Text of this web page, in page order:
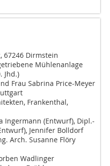
67246 Dirmstein
Mühlenanlage
Jhd.)
Frau Sabrina Price-Meyer
Frankenthal,
Ingermann (Entwurf), Dipl.-
Jennifer Bolldorf
Arch. Susanne Flöry
Wadlinger